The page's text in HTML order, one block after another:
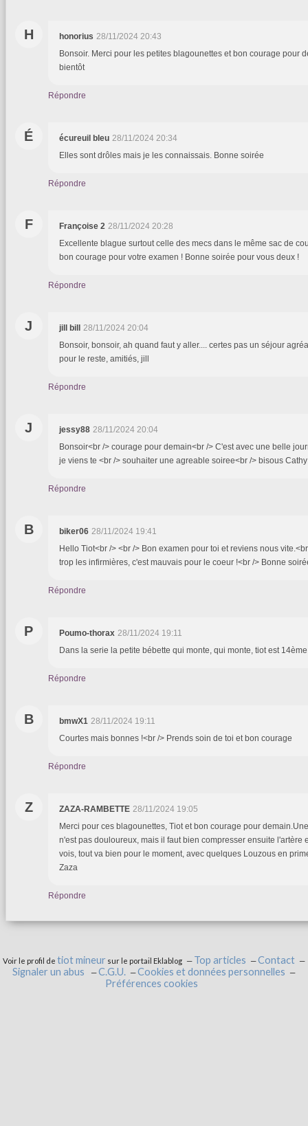
H honorius 28/11/2024 20:43
Bonsoir. Merci pour les petites blagounettes et bon courage pour
bientôt
Répondre
É écureuil bleu 28/11/2024 20:34
Elles sont drôles mais je les connaissais. Bonne soirée
Répondre
F Françoise 2 28/11/2024 20:28
Excellente blague surtout celle des mecs dans le même sac de
bon courage pour votre examen ! Bonne soirée pour vous deux !
Répondre
J jill bill
28/11/2024 20:04
Bonsoir, bonsoir, ah quand faut y aller.... certes pas un séjour
pour le reste, amitiés, jill
Répondre
J jessy88 28/11/2024 20:04
Bonsoir<br /> courage pour demain<br /> C'est avec une belle
je viens te <br /> souhaiter une agreable soiree<br /> bisous Cathy
Répondre
B biker06 28/11/2024 19:41
Hello Tiot<br /> <br /> Bon examen pour toi et reviens nous
trop les infirmières, c'est mauvais pour le coeur !<br /> Bonne
Répondre
P Poumo-thorax 28/11/2024 19:11
Dans la serie la petite bébette qui monte, qui monte, tiot est
Répondre
B bmwX1 28/11/2024 19:11
Courtes mais bonnes !<br /> Prends soin de toi et bon courage
Répondre
Z ZAZA-RAMBETTE 28/11/2024 19:05
Merci pour ces blagounettes, Tiot et bon courage pour
n'est pas douloureux, mais il faut bien compresser ensuite l'artère
vois, tout va bien pour le moment, avec quelques Louzous en
Zaza
Répondre
Voir le profil de tiot mineur sur le portail Eklablog Top articles
Contact
Signaler un abus
C.G.U.
Cookies et données personnelles
Préférences cookies